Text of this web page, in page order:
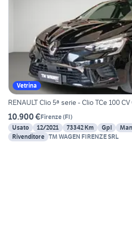
Vetrina
RENAULT Clio 5ª serie - Clio TCe 100
10.900 €Firenze(FI)
Usato
12/2021 73342 Km Gpl
Rivenditore TM WAGEN FIRENZE SRL